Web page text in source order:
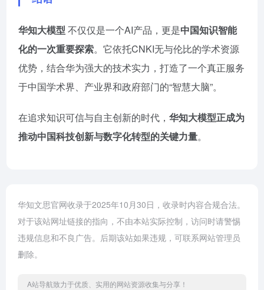
华知大模型 不仅仅是一个AI产品，更是中国知识智能
化的一次重要探索。它依托CNKI无与伦比的学术资源
优势，结合华为强大的技术实力，打造了一个真正服务
于中国学术界、产业界和政府部门的“智慧大脑”。
在追求知识可信与自主创新的时代， 华知大模型正成为
推动中国科技创新与数字化转型的关键力量。
华知文思官网收录于2025年10月30日，收录时内容合规合法。
对于该站网址链接的指向，不由本站实际控制，访问时请警惕
违规信息和不良广告。后期该站如果违规，可联系网站管理员
删除。
A站导航致力于优质、实用的网站资源收集与分享！